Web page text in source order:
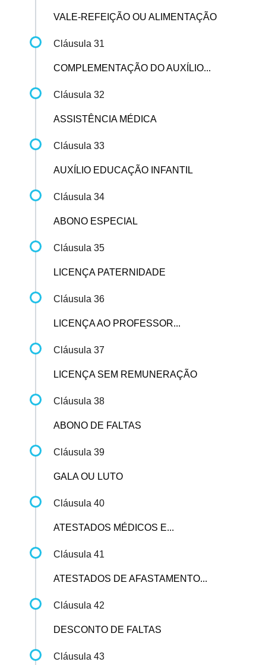
VALE-REFEIÇÃO OU ALIMENTAÇÃO
Cláusula 31
COMPLEMENTAÇÃO DO AUXÍLIO...
Cláusula 32
ASSISTÊNCIA MÉDICA
Cláusula 33
AUXÍLIO EDUCAÇÃO INFANTIL
Cláusula 34
ABONO ESPECIAL
Cláusula 35
LICENÇA PATERNIDADE
Cláusula 36
LICENÇA AO PROFESSOR...
Cláusula 37
LICENÇA SEM REMUNERAÇÃO
Cláusula 38
ABONO DE FALTAS
Cláusula 39
GALA OU LUTO
Cláusula 40
ATESTADOS MÉDICOS E...
Cláusula 41
ATESTADOS DE AFASTAMENTO...
Cláusula 42
DESCONTO DE FALTAS
Cláusula 43